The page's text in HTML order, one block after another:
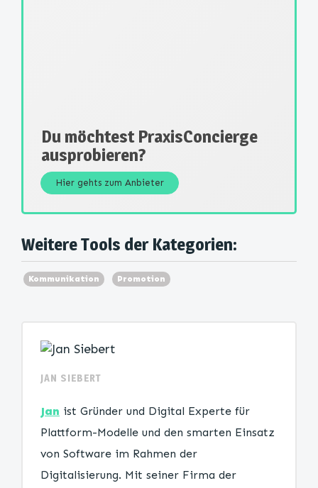
Du möchtest PraxisConcierge
ausprobieren?
Hier gehts zum Anbieter
Weitere Tools der Kategorien:
Kommunikation Promotion
JAN SIEBERT
Jan ist Gründer und Digital Experte für
Plattform-Modelle und den smarten Einsatz
von Software im Rahmen der
Digitalisierung. Mit seiner Firma der